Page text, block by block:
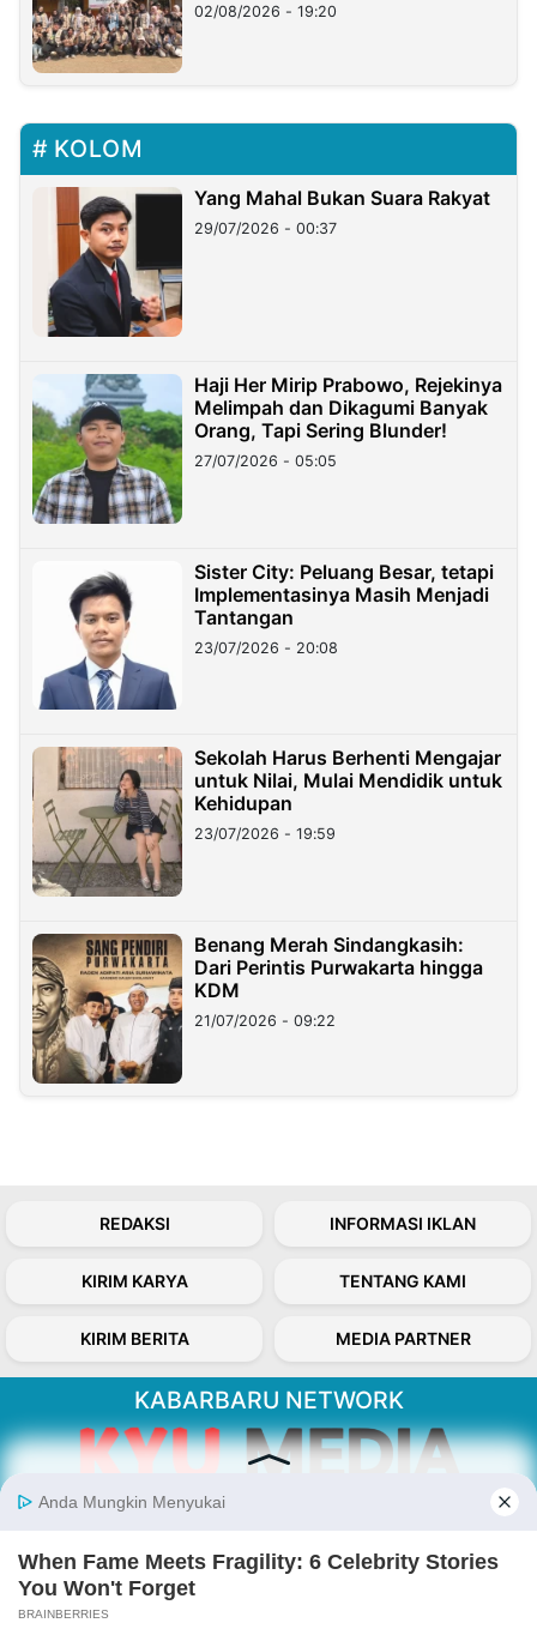
02/08/2026 - 19:20
KOLOM
Yang Mahal Bukan Suara Rakyat
29/07/2026 - 00:37
Haji Her Mirip Prabowo, Rejekinya
Melimpah dan Dikagumi Banyak
Orang, Tapi Sering Blunder!
27/07/2026 - 05:05
Sister City: Peluang Besar, tetapi
Implementasinya Masih Menjadi
Tantangan
23/07/2026 - 20:08
Sekolah Harus Berhenti Mengajar
untuk Nilai, Mulai Mendidik untuk
Kehidupan
23/07/2026 - 19:59
Benang Merah Sindangkasih:
Dari Perintis Purwakarta hingga
KDM
21/07/2026 - 09:22
REDAKSI INFORMASI IKLAN
KIRIM KARYA TENTANG KAMI
KIRIM BERITA MEDIA PARTNER
KABARBARU NETWORK
Kabarbaru.co menyajikan berita aktual dan
inspiratif dari sudut pandang berbaik sangka